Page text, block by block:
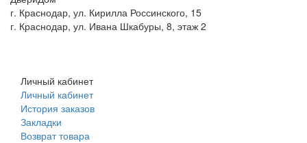
г. Краснодар, ул. Кирилла Россинского, 15
г. Краснодар, ул. Ивана Шкабуры, 8, этаж 2
Личный кабинет
Личный кабинет
История заказов
Закладки
Возврат товара